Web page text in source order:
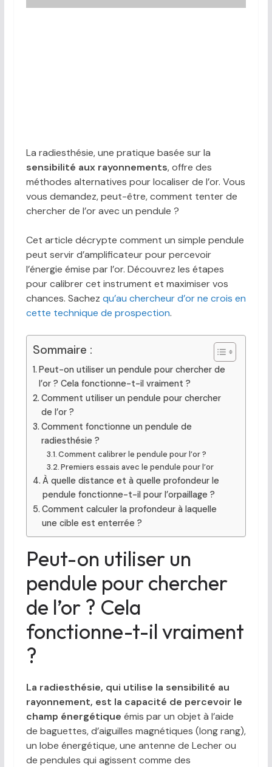
La radiesthésie, une pratique basée sur la
sensibilité aux rayonnements, offre des
méthodes alternatives pour localiser de l’or. Vous
vous demandez, peut-être, comment tenter de
chercher de l’or avec un pendule ?
Cet article décrypte comment un simple pendule
peut servir d’amplificateur pour percevoir
l’énergie émise par l’or. Découvrez les étapes
pour calibrer cet instrument et maximiser vos
chances. Sachez qu’au chercheur d’or ne crois en
cette technique de prospection.
Sommaire :
Peut-on utiliser un pendule pour chercher de
l’or ? Cela fonctionne-t-il vraiment ?
Comment utiliser un pendule pour chercher
de l’or ?
Comment fonctionne un pendule de
radiesthésie ?
Comment calibrer le pendule pour l’or ?
Premiers essais avec le pendule pour l’or
À quelle distance et à quelle profondeur le
pendule fonctionne-t-il pour l’orpaillage ?
Comment calculer la profondeur à laquelle
une cible est enterrée ?
Peut-on utiliser un
pendule pour chercher
de l’or ? Cela
fonctionne-t-il vraiment
?
La radiesthésie, qui utilise la sensibilité au
rayonnement, est la capacité de percevoir le
champ énergétique émis par un objet à l’aide
de baguettes, d’aiguilles magnétiques (long rang),
un lobe énergétique, une antenne de Lecher ou
de pendules qui agissent comme des